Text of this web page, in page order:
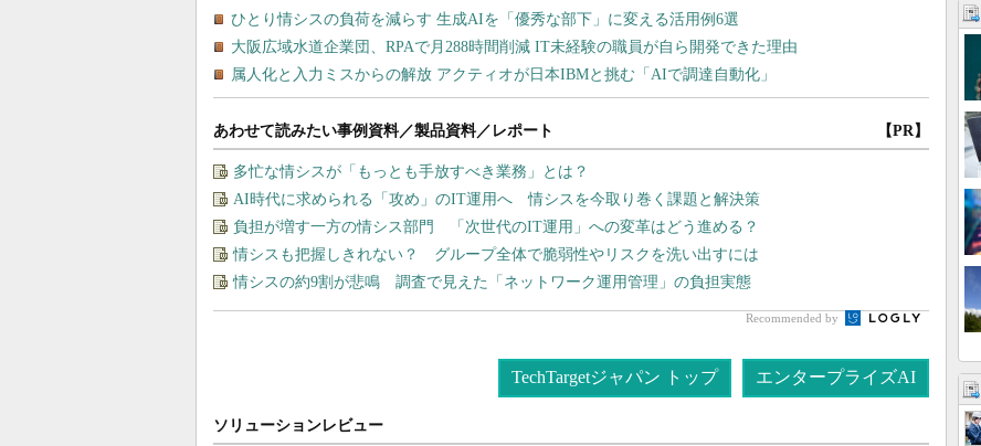
あわせて読みたい事例資料／製品資料／レポート 【PR】
多忙な情シスが「もっとも手放すべき業務」とは？
AI時代に求められる「攻め」のIT運用へ 情シスを今取り巻く課題と解決策
負担が増す一方の情シス部門 「次世代のIT運用」への変革はどう進める？
情シスも把握しきれない？ グループ全体で脆弱性やリスクを洗い出すには
情シスの約9割が悲鳴 調査で見えた「ネットワーク運用管理」の負担実態
Recommended by
TechTargetジャパン トップ エンタープライズAI